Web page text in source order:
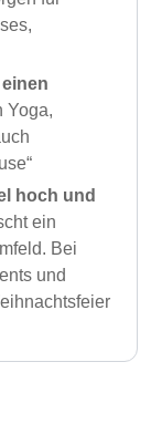
Yoga,
hoch und
ein
Bei
und